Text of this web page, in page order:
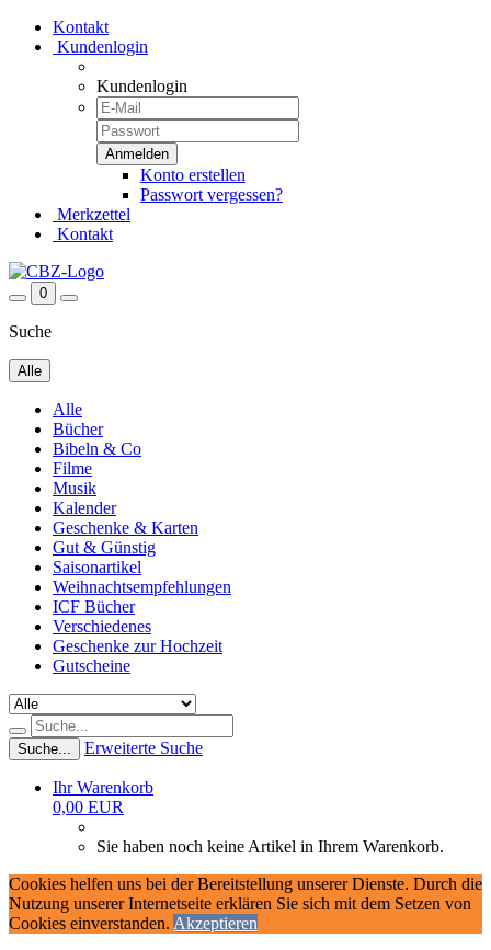
Kontakt
Kundenlogin
Kundenlogin
Konto erstellen
Passwort vergessen?
Merkzettel
Kontakt
0
Suche
Alle
Alle
Bücher
Bibeln & Co
Filme
Musik
Kalender
Geschenke & Karten
Gut & Günstig
Saisonartikel
Weihnachtsempfehlungen
ICF Bücher
Verschiedenes
Geschenke zur Hochzeit
Gutscheine
Suche... Erweiterte Suche
Ihr Warenkorb
0,00 EUR
Sie haben noch keine Artikel in Ihrem Warenkorb.
Cookies helfen uns bei der Bereitstellung unserer Dienste. Durch die
Nutzung unserer Internetseite erklären Sie sich mit dem Setzen von
Cookies einverstanden. Akzeptieren